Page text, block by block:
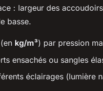
: largeur des
basse.
kg/m³) par pression
ensachés ou sangles
éclairages (lumière